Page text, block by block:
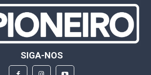
SIGA-NOS